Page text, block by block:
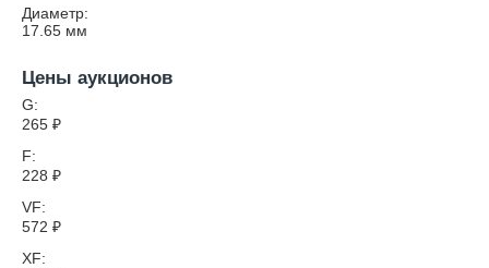
Диаметр:
17.65 мм
Цены аукционов
G:
265 ₽
F:
228 ₽
VF:
572 ₽
XF: